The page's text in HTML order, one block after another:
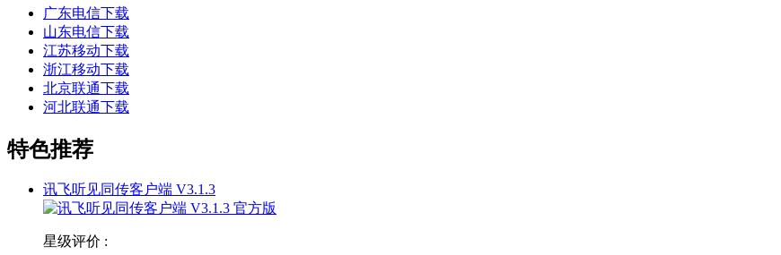
广东电信下载
山东电信下载
江苏移动下载
浙江移动下载
北京联通下载
河北联通下载
特色推荐
讯飞听见同传客户端 V3.1.3
星级评价 :